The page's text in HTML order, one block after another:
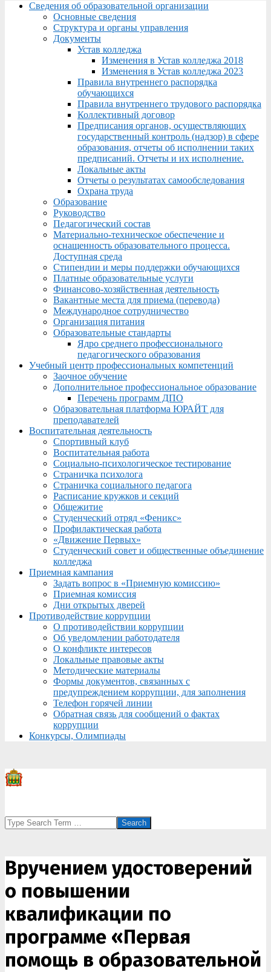
Menu
Сведения об образовательной организации
Основные сведения
Структура и органы управления
Документы
Устав колледжа
Изменения в Устав колледжа 2018
Изменения в Устав колледжа 2023
Правила внутреннего распорядка
обучающихся
Правила внутреннего трудового распорядка
Коллективный договор
Предписания органов, осуществляющих
государственный контроль (надзор) в сфере
образования, отчеты об исполнении таких
предписаний. Отчеты и их исполнение.
Локальные акты
Отчеты о результатах самообследования
Охрана труда
Образование
Руководство
Педагогический состав
Материально-техническое обеспечение и
оснащенность образовательного процесса.
Доступная среда
Стипендии и меры поддержки обучающихся
Платные образовательные услуги
Финансово-хозяйственная деятельность
Вакантные места для приема (перевода)
Международное сотрудничество
Организация питания
Образовательные стандарты
Ядро среднего профессионального
педагогического образования
Учебный центр профессиональных компетенций
Заочное обучение
Дополнительное профессиональное образование
Перечень программ ДПО
Образовательная платформа ЮРАЙТ для
преподавателей
Воспитательная деятельность
Спортивный клуб
Воспитательная работа
Социально-психологическое тестирование
Страничка психолога
Страничка социального педагога
Расписание кружков и секций
Общежитие
Студенческий отряд «Феникс»
Профилактическая работа
«Движение Первых»
Студенческий совет и общественные объединение
колледжа
Приемная кампания
Задать вопрос в «Приемную комиссию»
Приемная комиссия
Дни открытых дверей
Противодействие коррупции
О противодействии коррупции
Об уведомлении работодателя
О конфликте интересов
Локальные правовые акты
Методические материалы
Формы документов, связанных с
предупреждением коррупции, для заполнения
Телефон горячей линии
Обратная связь для сообщений о фактах
коррупции
Конкурсы, Олимпиады
Search
Вручением удостоверений
о повышении
квалификации по
программе «Первая
помощь в образовательной